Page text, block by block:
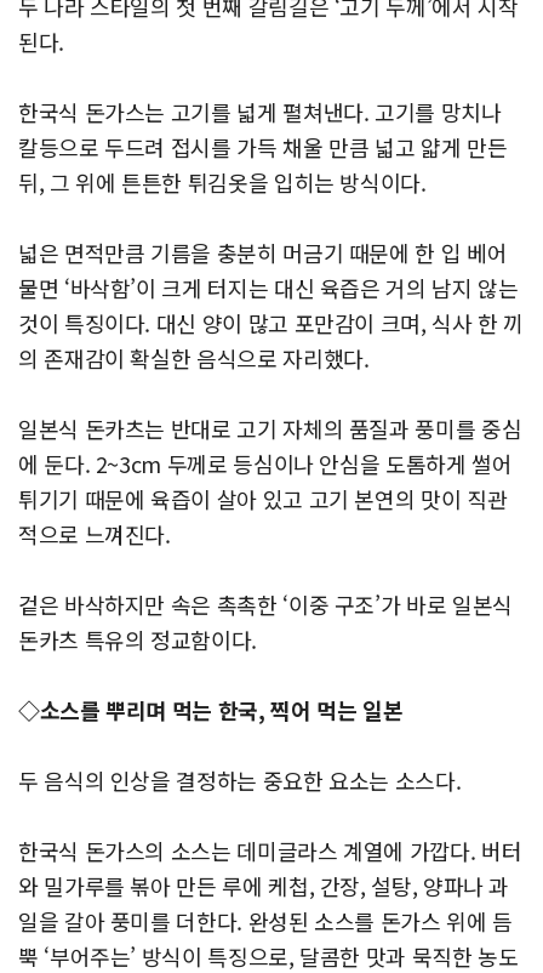
된다.
한국식 돈가스는 고기를 넓게 펼쳐낸다. 고기를 망치나
칼등으로 두드려 접시를 가득 채울 만큼 넓고 얇게 만든
뒤, 그 위에 튼튼한 튀김옷을 입히는 방식이다.
넓은 면적만큼 기름을 충분히 머금기 때문에 한 입 베어
물면 ‘바삭함’이 크게 터지는 대신 육즙은 거의 남지 않는
것이 특징이다. 대신 양이 많고 포만감이 크며, 식사 한 끼
의 존재감이 확실한 음식으로 자리했다.
일본식 돈카츠는 반대로 고기 자체의 품질과 풍미를 중심
에 둔다. 2~3cm 두께로 등심이나 안심을 도톰하게 썰어
튀기기 때문에 육즙이 살아 있고 고기 본연의 맛이 직관
적으로 느껴진다.
겉은 바삭하지만 속은 촉촉한 ‘이중 구조’가 바로 일본식
돈카츠 특유의 정교함이다.
◇소스를 뿌리며 먹는 한국, 찍어 먹는 일본
두 음식의 인상을 결정하는 중요한 요소는 소스다.
한국식 돈가스의 소스는 데미글라스 계열에 가깝다. 버터
와 밀가루를 볶아 만든 루에 케첩, 간장, 설탕, 양파나 과
일을 갈아 풍미를 더한다. 완성된 소스를 돈가스 위에 듬
뿍 ‘부어주는’ 방식이 특징으로, 달콤한 맛과 묵직한 농도